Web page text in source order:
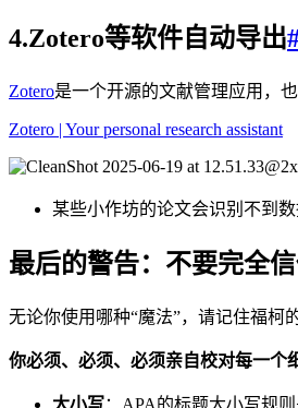
4.Zotero等软件自动导出
Zotero是一个开源的文献管理应用，
Zotero | Your personal research assistant
某些小作坊的论文会识别不到
最后的警告：不要完全
无论你使用哪种“魔法”，请记住福柯
你必须、必须、必须亲自校对每一个
大小写：APA的标题大小写规